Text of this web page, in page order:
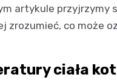
artykule przyjrzymy
zrozumieć, co może
ciała